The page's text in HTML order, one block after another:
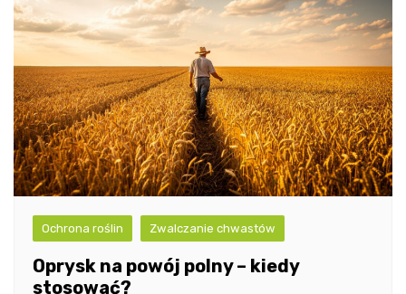
Ochrona roślin Zwalczanie chwastów
Oprysk na powój polny – kiedy
stosować?